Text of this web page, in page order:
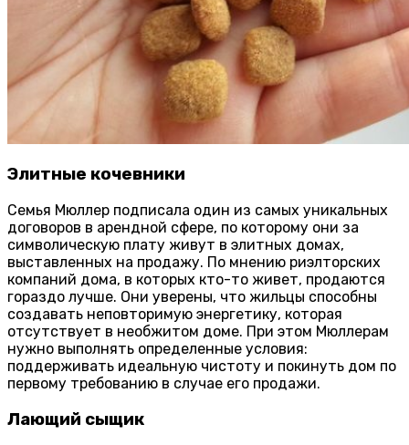
Элитные кочевники
Семья Мюллер подписала один из самых уникальных
договоров в арендной сфере, по которому они за
символическую плату живут в элитных домах,
выставленных на продажу. По мнению риэлторских
компаний дома, в которых кто-то живет, продаются
гораздо лучше. Они уверены, что жильцы способны
создавать неповторимую энергетику, которая
отсутствует в необжитом доме. При этом Мюллерам
нужно выполнять определенные условия:
поддерживать идеальную чистоту и покинуть дом по
первому требованию в случае его продажи.
Лающий сыщик